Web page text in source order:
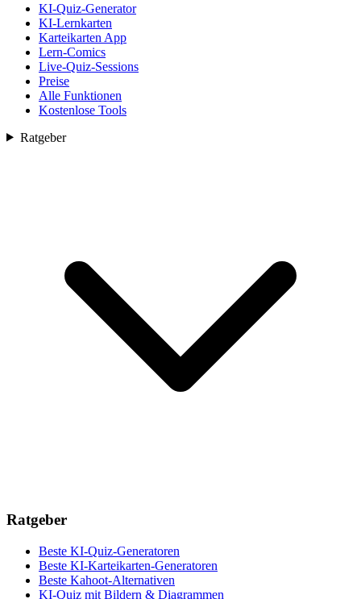
KI-Quiz-Generator
KI-Lernkarten
Karteikarten App
Lern-Comics
Live-Quiz-Sessions
Preise
Alle Funktionen
Kostenlose Tools
Ratgeber
Ratgeber
Beste KI-Quiz-Generatoren
Beste KI-Karteikarten-Generatoren
Beste Kahoot-Alternativen
KI-Quiz mit Bildern & Diagrammen